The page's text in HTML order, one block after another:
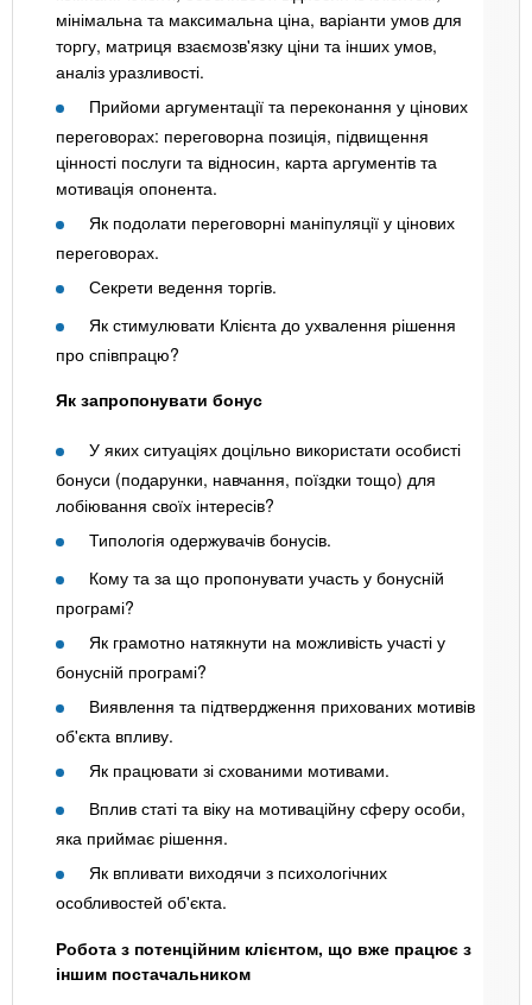
мінімальна та максимальна ціна, варіанти умов для
торгу, матриця взаємозв'язку ціни та інших умов,
аналіз уразливості.
Прийоми аргументації та переконання у цінових
переговорах: переговорна позиція, підвищення
цінності послуги та відносин, карта аргументів та
мотивація опонента.
Як подолати переговорні маніпуляції у цінових
переговорах.
Секрети ведення торгів.
Як стимулювати Клієнта до ухвалення рішення
про співпрацю?
Як запропонувати бонус
У яких ситуаціях доцільно використати особисті
бонуси (подарунки, навчання, поїздки тощо) для
лобіювання своїх інтересів?
Типологія одержувачів бонусів.
Кому та за що пропонувати участь у бонусній
програмі?
Як грамотно натякнути на можливість участі у
бонусній програмі?
Виявлення та підтвердження прихованих мотивів
об'єкта впливу.
Як працювати зі схованими мотивами.
Вплив статі та віку на мотиваційну сферу особи,
яка приймає рішення.
Як впливати виходячи з психологічних
особливостей об'єкта.
Робота з потенційним клієнтом, що вже працює з
іншим постачальником